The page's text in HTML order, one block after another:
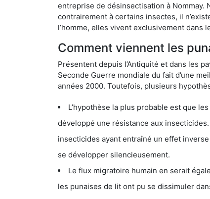
entreprise de désinsectisation à Nommay.
contrairement à certains insectes, il
l’homme, elles vivent exclusivement dans
Comment viennent les
Présentent depuis l’Antiquité et dans les
Seconde Guerre mondiale du fait d’une
années 2000. Toutefois, plusieurs
L’hypothèse la plus probable est que les
développé une résistance aux insecticides.
insecticides ayant entraîné un effet inverse permettant donc
se développer silencieusement.
Le flux migratoire humain en serait également
les punaises de lit ont pu se dissimuler dans les